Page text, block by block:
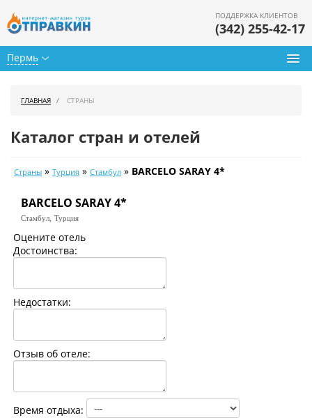
Пермь
ПОДДЕРЖКА КЛИЕНТОВ
(342) 255-42-17
Календарь туров
Цены дня
Страны
ГЛАВНАЯ СТРАНЫ
Каталог стран и отелей
Страны » Турция » Стамбул » BARCELO SARAY 4*
BARCELO SARAY 4*
Стамбул, Турция
Оцените отель
Достоинства:
Недостатки:
Отзыв об отеле:
Время отдыха: